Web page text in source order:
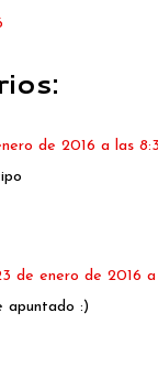
de 2016 a las
de enero de 2016 a
apuntado :)